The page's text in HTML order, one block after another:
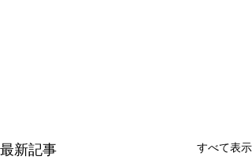
最新記事 すべて表示